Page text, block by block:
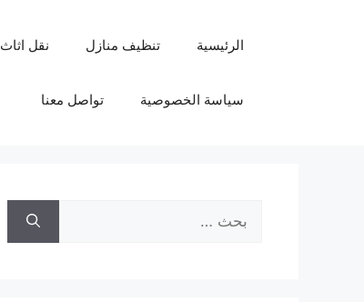
الرئيسية تنظيف منازل نقل اثاث
سياسة الخصوصية تواصل معنا
عن: